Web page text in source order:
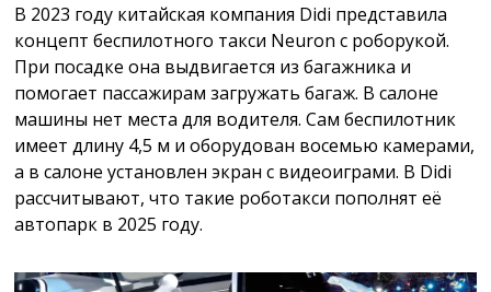
В 2023 году китайская компания Didi представила
концепт беспилотного такси Neuron с роборукой.
При посадке она выдвигается из багажника и
помогает пассажирам загружать багаж. В салоне
машины нет места для водителя. Сам беспилотник
имеет длину 4,5 м и оборудован восемью камерами,
а в салоне установлен экран с видеоиграми. В Didi
рассчитывают, что такие роботакси пополнят её
автопарк в 2025 году.